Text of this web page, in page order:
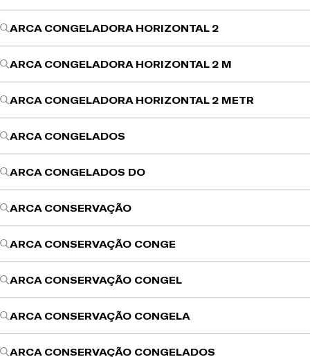
ARCA CONGELADORA HORIZONTAL 2
ARCA CONGELADORA HORIZONTAL 2 M
ARCA CONGELADORA HORIZONTAL 2 METR
ARCA CONGELADOS
ARCA CONGELADOS DO
ARCA CONSERVAÇÃO
ARCA CONSERVAÇÃO CONGE
ARCA CONSERVAÇÃO CONGEL
ARCA CONSERVAÇÃO CONGELA
ARCA CONSERVAÇÃO CONGELADOS